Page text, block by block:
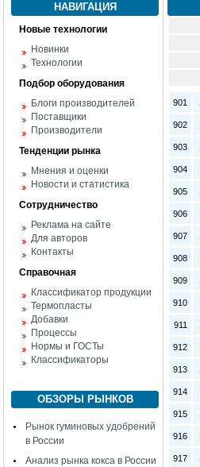
НАВИГАЦИЯ
Новые технологии
Новинки
Технологии
Подбор оборудования
Блоги производителей
Поставщики
Производители
Тенденции рынка
Мнения и оценки
Новости и статистика
Сотрудничество
Реклама на сайте
Для авторов
Контакты
Справочная
Классификатор продукции
Термопласты
Добавки
Процессы
Нормы и ГОСТы
Классификаторы
ОБЗОРЫ РЫНКОВ
Рынок гуминовых удобрений
в России
Анализ рынка кокса в России
901
902
903
904
905
906
907
908
909
910
911
912
913
914
915
916
917